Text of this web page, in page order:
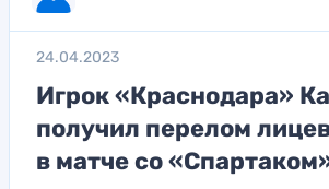
24.04.2023
Игрок «Краснодара»
получил перелом
в матче со